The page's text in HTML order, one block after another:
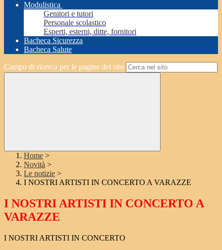
Modulistica
Genitori e tutori
Personale scolastico
Esperti, esterni, ditte, fornitori
Bacheca Sicurezza
Bacheca Salute
Campo di ricerca per le pagine del sito
Home >
Novità >
Le notizie >
I NOSTRI ARTISTI IN CONCERTO A VARAZZE
I NOSTRI ARTISTI IN CONCERTO A
VARAZZE
I NOSTRI ARTISTI IN CONCERTO